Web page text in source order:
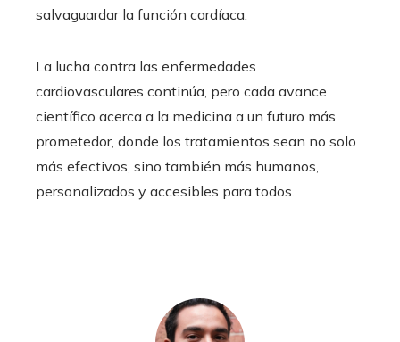
salvaguardar la función cardíaca.
La lucha contra las enfermedades
cardiovasculares continúa, pero cada avance
científico acerca a la medicina a un futuro más
prometedor, donde los tratamientos sean no solo
más efectivos, sino también más humanos,
personalizados y accesibles para todos.